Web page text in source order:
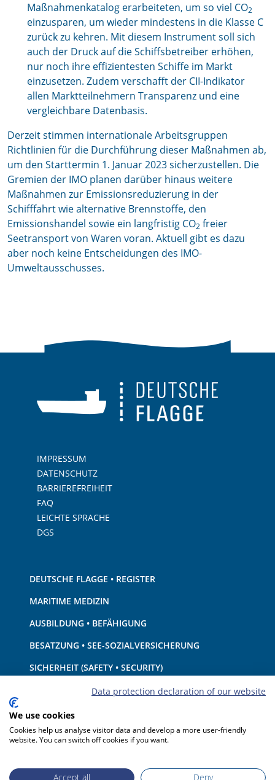
Maßnahmenkatalog erarbeiteten, um so viel CO2
einzusparen, um wieder mindestens in die Klasse C
zurück zu kehren. Mit diesem Instrument soll sich
auch der Druck auf die Schiffsbetreiber erhöhen,
nur noch ihre effizientesten Schiffe im Markt
einzusetzen. Zudem verschafft der CII-Indikator
allen Marktteilnehmern Transparenz und eine
vergleichbare Datenbasis.
Derzeit stimmen internationale Arbeitsgruppen
Richtlinien für die Durchführung dieser Maßnahmen ab,
um den Starttermin 1. Januar 2023 sicherzustellen. Die
Gremien der IMO planen darüber hinaus weitere
Maßnahmen zur Emissionsreduzierung in der
Schifffahrt wie alternative Brennstoffe, den
Emissionshandel sowie ein langfristig CO2 freier
Seetransport von Waren voran. Aktuell gibt es dazu
aber noch keine Entscheidungen des IMO-
Umweltausschusses.
IMPRESSUM
DATENSCHUTZ
BARRIEREFREIHEIT
FAQ
LEICHTE SPRACHE
DGS
DEUTSCHE FLAGGE • REGISTER
MARITIME MEDIZIN
AUSBILDUNG • BEFÄHIGUNG
BESATZUNG • SEE-SOZIALVERSICHERUNG
SICHERHEIT (SAFETY • SECURITY)
SCHIFF • AUSRÜSTUNG
UMWELTSCHUTZ • KLIMA
HAFTUNG • FINANZEN
Data protection declaration of our website
We use cookies
Cookies help us analyse visitor data and develop a more user-friendly
website. You can switch off cookies if you want.
Accept all Deny